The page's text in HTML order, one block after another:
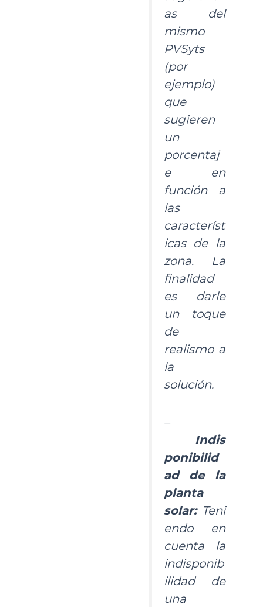
as del
mismo
PVSyts
(por
ejemplo)
que
sugieren
un
porcentaj
e en
función a
las
característ
icas de la
zona. La
finalidad
es darle
un toque
de
realismo a
la
solución.
–
Indis
ponibilid
ad de la
planta
solar:Teni
endo en
cuenta la
indisponib
ilidad de
una